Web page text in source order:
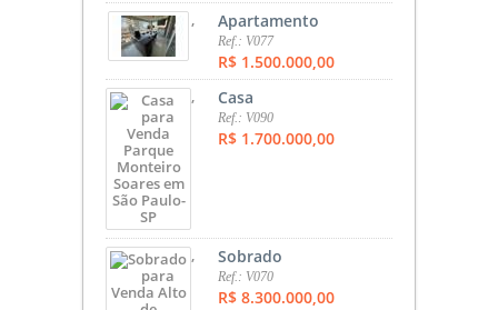
, Apartamento
Ref.: V077
R$ 1.500.000,00
, Casa
Ref.: V090
R$ 1.700.000,00
, Sobrado
Ref.: V070
R$ 8.300.000,00